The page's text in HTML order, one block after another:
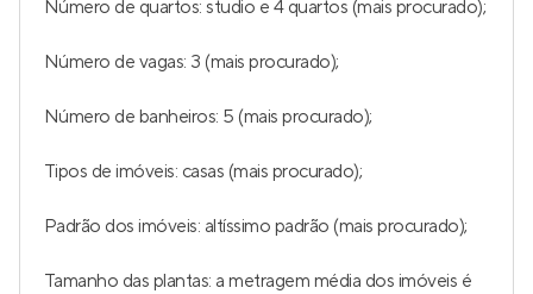
Número de quartos: studio e 4 quartos (mais procurado);
Número de vagas: 3 (mais procurado);
Número de banheiros: 5 (mais procurado);
Tipos de imóveis: casas (mais procurado);
Padrão dos imóveis: altíssimo padrão (mais procurado);
Tamanho das plantas: a metragem média dos imóveis é